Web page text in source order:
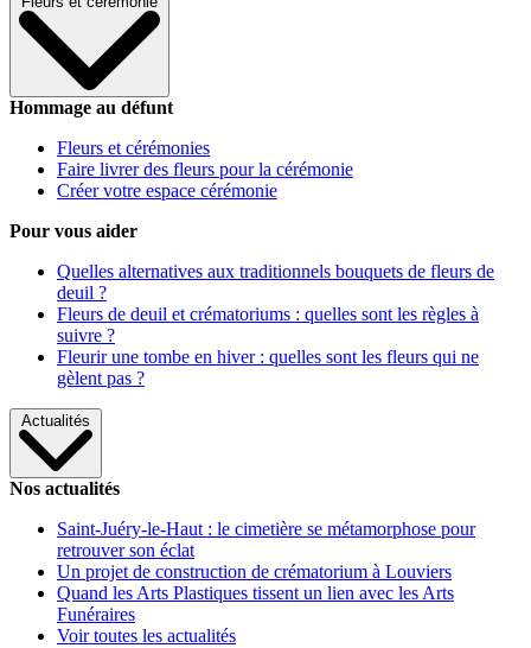
Hommage au défunt
Fleurs et cérémonies
Faire livrer des fleurs pour la cérémonie
Créer votre espace cérémonie
Pour vous aider
Quelles alternatives aux traditionnels bouquets de fleurs de
deuil ?
Fleurs de deuil et crématoriums : quelles sont les règles à
suivre ?
Fleurir une tombe en hiver : quelles sont les fleurs qui ne
gèlent pas ?
Actualités
Nos actualités
Saint-Juéry-le-Haut : le cimetière se métamorphose pour
retrouver son éclat
Un projet de construction de crématorium à Louviers
Quand les Arts Plastiques tissent un lien avec les Arts
Funéraires
Voir toutes les actualités